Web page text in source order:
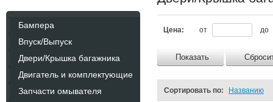
Бампера
Впуск/Выпуск
Двери/Крышка багажника
Двигатель и комплектующие
Запчасти омывателя
Цена: от до
Показать
Сортировать по: Названию